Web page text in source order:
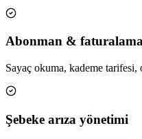
Abonman &
Sayaç okuma, kademe
Şebeke arıza yönetimi